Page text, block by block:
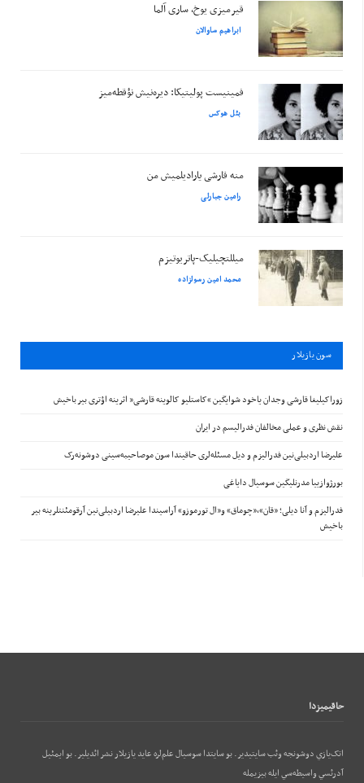
قیرمیزی یوخ، ساری آلما
ابراهیم ساوالان
فمینیست پولیتیکا: دیره‌نیش نؤقطه‌میز
بئل هوکس
منه قارشی یارادیلمیش من
رامین جبارلی
میللتچیلیک-پاتریوتیزم
محمد امین رسولزاده
سون يازيلار
زوراکیلیغا قارشی وجدان یاخود شوایگین “کاستلیو کالوینه قارشی” اثرینه اؤتری بیر باخیش
نقش نظری و عملی مخالفان فدرالیسم در ایران
علیرضا اردبیلی‌نین فدرالیزم و دیل مسئله‌لری حاقیندا سون موصاحیبه‌سینی دوشونه‌رک
بورژوازییا مدرنلیگین سوسیال دایاغی
فدرالیزم و آنا دیلی؛ «قان»،«چوماق» و«ال تورموزو» آراسیندا علیرضا اردبیلی‌نین آرقومئنتلرینه بیر
باخیش
حاقيميزدا
اتک‌يازي دوشونجه وئب‌ سايتيدير. بو سايتدا سوسيال علم‌لره عايد يازيلار نشر ائديلير. بو ایمئيل
آدرئسي واسيطه‌سي ايله بيزيمله